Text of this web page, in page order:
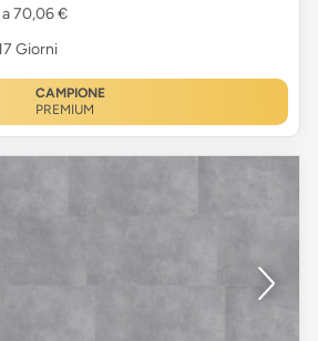
a 70,06 €
Giorni
CAMPIONE
PREMIUM